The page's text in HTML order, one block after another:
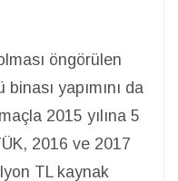
öngörülen
yapımını da
2015 yılına 5
2016 ve 2017
TL kaynak